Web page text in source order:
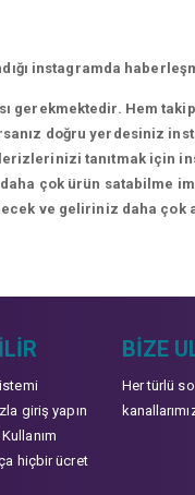
instagramda
gerekmektedir. Hem
doğru yerdesiniz
tanıtmak için
çok ürün satabilme
ve geliriniz daha çok
giriş yapın
hiçbir ücret
BIZE
Her türlü